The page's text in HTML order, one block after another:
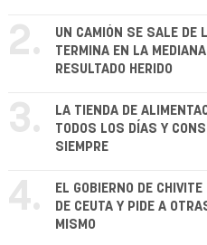
2.
UN CAMIÓN SE SALE DE
TERMINA EN LA
RESULTADO HERIDO
3.
LA TIENDA DE
TODOS LOS DÍAS Y
SIEMPRE
4.
EL GOBIERNO DE
DE CEUTA Y PIDE A
MISMO